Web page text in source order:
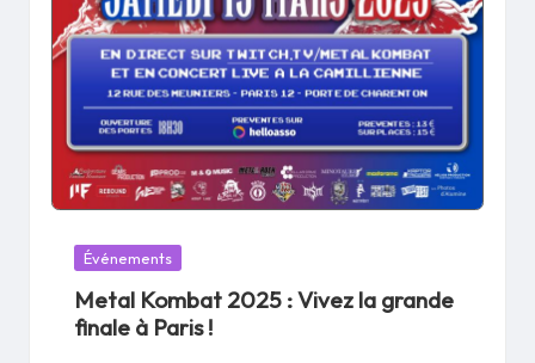
Posted
Événements
Metal Kombat 2025 : Vivez la grande
finale à Paris !